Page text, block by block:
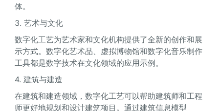
体。
3. 艺术与文化
数字化工艺为艺术家和文化机构提供了全新的创作和展
示方式。数字化艺术品、虚拟博物馆和数字化音乐制作
工具都是数字技术在文化领域的应用示例。
4. 建筑与建造
在建筑和建造领域，数字化工艺可以帮助建筑师和工程
师更好地规划和设计建筑项目。通过建筑信息模型